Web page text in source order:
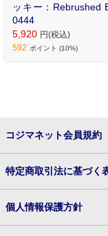
ッキー：Rebrushed
0444
5,920 円(税込)
592 ポイント (10%)
コジマネット会員規約
特定商取引法に基づく
個人情報保護方針